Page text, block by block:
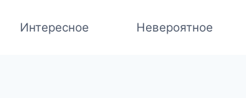
Интересное Невероятное